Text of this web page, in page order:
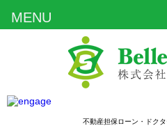
不動産担保ローン・ドク
MENU